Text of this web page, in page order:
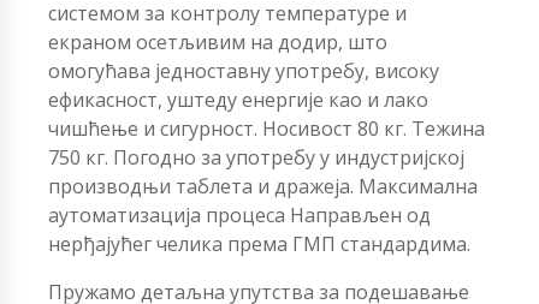
системом за контролу температуре и
екраном осетљивим на додир, што
омогућава једноставну употребу, високу
ефикасност, уштеду енергије као и лако
чишћење и сигурност. Носивост 80 кг. Тежина
750 кг. Погодно за употребу у индустријској
производњи таблета и дражеја. Максимална
аутоматизација процеса Направљен од
нерђајућег челика према ГМП стандардима.
Пружамо детаљна упутства за подешавање